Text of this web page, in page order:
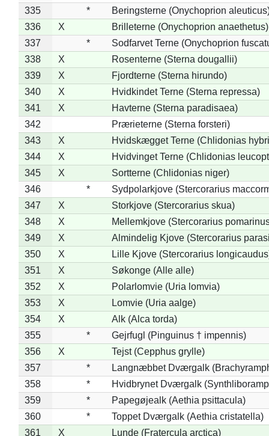
335
*
Beringsterne (Onychoprion
336
X
Brilleterne (Onychoprion anaethetus)
337
*
Sodfarvet Terne (Onychoprion
338
X
Rosenterne (Sterna dougallii)
339
X
Fjordterne (Sterna hirundo)
340
X
Hvidkindet Terne (Sterna repressa)
341
X
Havterne (Sterna paradisaea)
342
Prærieterne (Sterna forsteri)
343
X
Hvidskægget Terne (Chlidonias
344
X
Hvidvinget Terne (Chlidonias
345
X
Sortterne (Chlidonias niger)
346
*
Sydpolarkjove (Stercorarius
347
X
Storkjove (Stercorarius skua)
348
X
Mellemkjove (Stercorarius
349
X
Almindelig Kjove (Stercorarius
350
X
Lille Kjove (Stercorarius
351
X
Søkonge (Alle alle)
352
X
Polarlomvie (Uria lomvia)
353
X
Lomvie (Uria aalge)
354
X
Alk (Alca torda)
355
*
Gejrfugl (Pinguinus † impennis)
356
X
Tejst (Cepphus grylle)
357
*
Langnæbbet Dværgalk
358
*
Hvidbrynet Dværgalk
359
*
Papegøjealk (Aethia psittacula)
360
*
Toppet Dværgalk (Aethia cristatella)
361
X Lunde (Fratercula arctica)